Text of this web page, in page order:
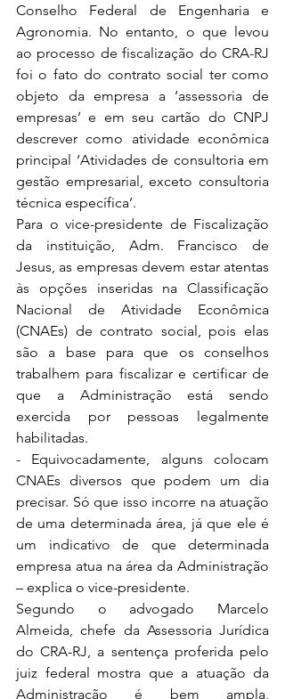
Conselho Federal de Engenharia e
Agronomia. No entanto, o que levou
ao processo de fiscalização do CRA-RJ
foi o fato do contrato social ter como
objeto da empresa a ‘assessoria de
empresas’ e em seu cartão do CNPJ
descrever como atividade econômica
principal ‘Atividades de consultoria em
gestão empresarial, exceto consultoria
técnica específica’.
Para o vice-presidente de Fiscalização
da instituição, Adm. Francisco de
Jesus, as empresas devem estar atentas
às opções inseridas na Classificação
Nacional de Atividade Econômica
(CNAEs) de contrato social, pois elas
são a base para que os conselhos
trabalhem para fiscalizar e certificar de
que a Administração está sendo
exercida por pessoas legalmente
habilitadas.
- Equivocadamente, alguns colocam
CNAEs diversos que podem um dia
precisar. Só que isso incorre na atuação
de uma determinada área, já que ele é
um indicativo de que determinada
empresa atua na área da Administração
– explica o vice-presidente.
Segundo o advogado Marcelo
Almeida, chefe da Assessoria Jurídica
do CRA-RJ, a sentença proferida pelo
juiz federal mostra que a atuação da
Administração é bem ampla,